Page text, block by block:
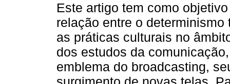
Este artigo tem como
relação entre o determinismo
as práticas culturais no
dos estudos da
emblema do broadcasting,